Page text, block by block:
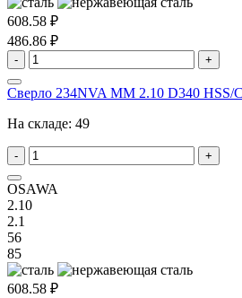
608.58 ₽
486.86 ₽
- +
Сверло 234NVA MM 2.10 D340 HSS/
На складе: 49
- +
OSAWA
2.10
2.1
56
85
608.58 ₽